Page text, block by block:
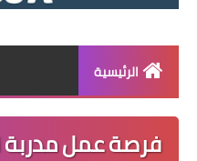
الرئيسية
فرصة عمل